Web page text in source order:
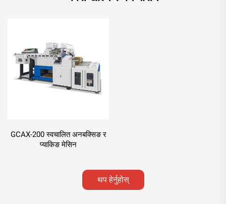
GCAX-200 स्वचालित अनबक्सिङ र
प्याकिङ मेसिन
थप हेर्नुहोस्